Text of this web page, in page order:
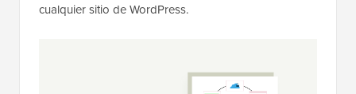
cualquier sitio de WordPress.